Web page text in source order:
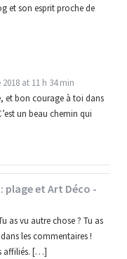
et son esprit proche de
at 11 h 34 min
et bon courage à toi dans
un beau chemin qui
plage et Art Déco -
as vu autre chose ? Tu as
les commentaires !
affiliés. […]